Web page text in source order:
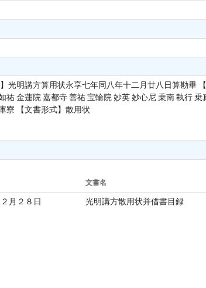
光明講方算用状永享七年同八年十二月廿八日算勘畢
金蓮院 嘉都寺 善祐 宝輪院 妙英 妙心尼 乗南 執行
寮 【文書形式】散用状
文書名
月２８日 光明講方散用状并借書目録